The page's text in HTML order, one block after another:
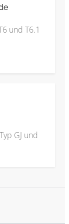
und T6.1
GJ und